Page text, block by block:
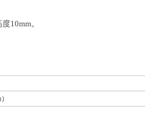
10mm。